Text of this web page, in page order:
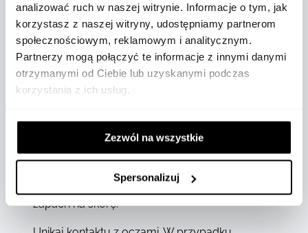
analizować ruch w naszej witrynie. Informacje o tym, jak
korzystasz z naszej witryny, udostępniamy partnerom
społecznościowym, reklamowym i analitycznym.
Partnerzy mogą połączyć te informacje z innymi danymi
otrzymanymi od Ciebie lub uzyskanymi podczas
korzystania z ich usług.
Zezwól na wszystkie
Spersonalizuj
LIMONENE, GERANIOL, LINALOOL, CI 14700
(RED 4), CI 42090 (BLUE 1), CI 19140 (YELLOW 5)
Środki ostrożności
Woda perfumowana zawiera alkohol, który jest
ciepła oraz innych potencjalnych źródeł
zapłonu. Produkt przeznaczony jest wyłącznie
spożywać ani stosować do innych celów niż
zapach na skórę.